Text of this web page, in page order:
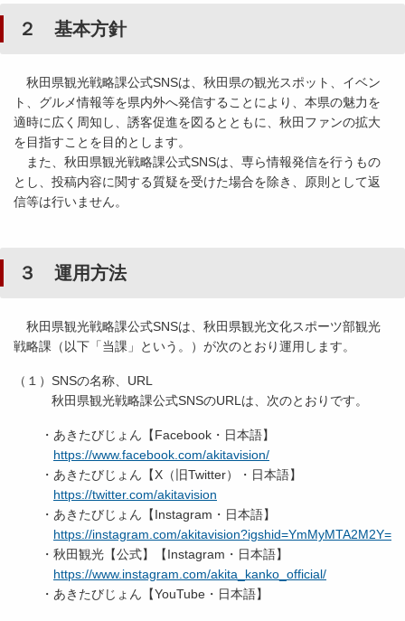
２ 基本方針
秋田県観光戦略課公式SNSは、秋田県の観光スポット、イベン
ト、グルメ情報等を県内外へ発信することにより、本県の魅力を
適時に広く周知し、誘客促進を図るとともに、秋田ファンの拡大
を目指すことを目的とします。
また、秋田県観光戦略課公式SNSは、専ら情報発信を行うもの
とし、投稿内容に関する質疑を受けた場合を除き、原則として返
信等は行いません。
３ 運用方法
秋田県観光戦略課公式SNSは、秋田県観光文化スポーツ部観光
戦略課（以下「当課」という。）が次のとおり運用します。
（１）SNSの名称、URL
秋田県観光戦略課公式SNSのURLは、次のとおりです。
・あきたびじょん【Facebook・日本語】
https://www.facebook.com/akitavision/
・あきたびじょん【X（旧Twitter）・日本語】
https://twitter.com/akitavision
・あきたびじょん【Instagram・日本語】
https://instagram.com/akitavision?igshid=YmMyMTA2M2Y=
・秋田観光【公式】【Instagram・日本語】
https://www.instagram.com/akita_kanko_official/
・あきたびじょん【YouTube・日本語】